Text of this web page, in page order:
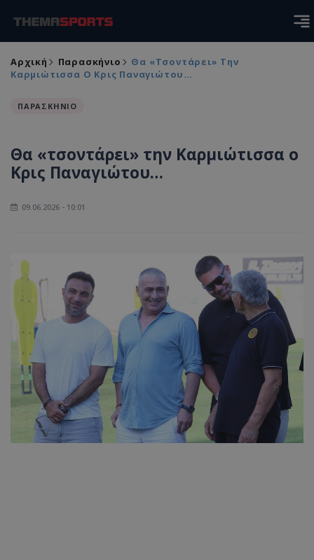
Αρχική Παρασκήνιο
Θα «τσοντάρει» Την
Καρμιώτισσα Ο Κρις Παναγιώτου…
ΠΑΡΑΣΚΗΝΙΟ
Θα «τσοντάρει» την Καρμιώτισσα ο
Κρις Παναγιώτου…
09.06.2026 - 10:01